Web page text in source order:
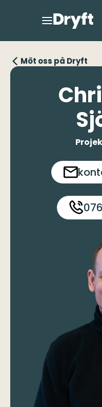
Möt oss på Dryft